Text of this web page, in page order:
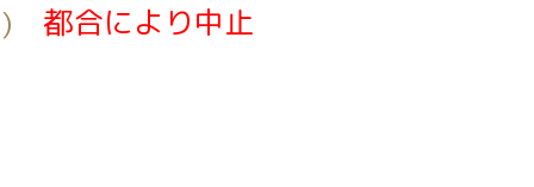
都合により中止